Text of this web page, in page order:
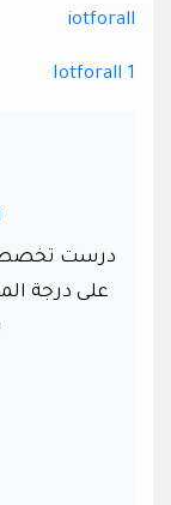
iotforall
Iotforall 1
درست تخصص
على درجة